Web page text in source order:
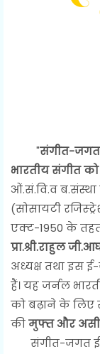
"संगीत-जगत
भारतीय संगीत को
ओं.सं.वि.व
(सोसायटी
एक्ट-1950 के
प्रा.श्री.राहुल
अध्यक्ष तथा इस
हैं। यह जर्नल
को बढ़ाने के लिए
कीमुफ्त और
संगीत-जगत ई-